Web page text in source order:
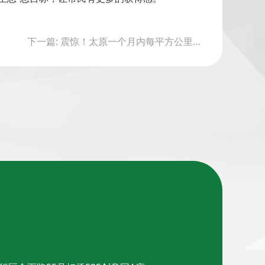
下一篇: 震惊！太原一个月内每平方公里落下15吨尘土！